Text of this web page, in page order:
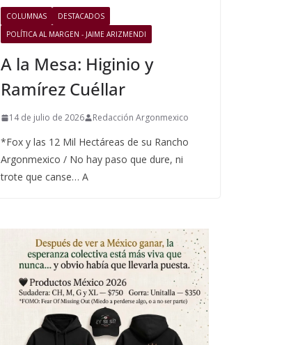
COLUMNAS
DESTACADOS
POLÍTICA AL MARGEN - JAIME ARIZMENDI
A la Mesa: Higinio y
Ramírez Cuéllar
14 de julio de 2026 Redacción Argonmexico
*Fox y las 12 Mil Hectáreas de su Rancho
Argonmexico / No hay paso que dure, ni
trote que canse… A